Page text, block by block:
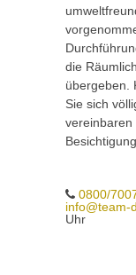
die
übergeben.
Sie sich
vereinbaren
0800/
info@team-
Uhr